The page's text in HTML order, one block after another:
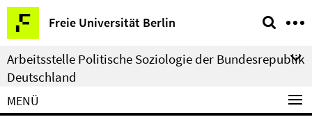
Springe
direkt
zu
Inhalt
Freie Universität Berlin
Service-
Navigation
Arbeitsstelle Politische Soziologie der Bundesrepublik
Deutschland
MENÜ